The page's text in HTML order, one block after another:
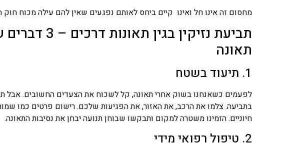
מחסום זה אינו חל ואינו קיים ביחס לאותם נפגעים שאין להם עילה מכוח חוק
תביעת נזיקין
תאונה
1. תיעוד בשטח
לפעמים כשאנחנו בשוק אחרי תאונה, קל לשכוח את הצעדים החשובים. אבל
בתביעה. צלמו את הרכב, את האזור, את הפגיעות שלכם. רישום פרטים כמו
חיוניים. הזמינו משטרה למקום ותבקשו שבוחן תנועה יבחן את נסיבות התאונה.
2. טיפול רפואי מידי